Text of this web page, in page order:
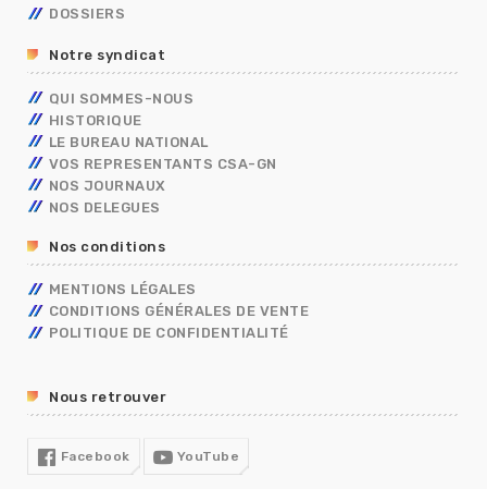
OUVRIER DE L’ETAT
CONCOURS/EXAMENS
ADMINISTRATIFS
CONTRACTUELS
ASSISTANT DE SERVICE SOCIAL
GRILLES INDICIAIRES
PRIMES
ISS
GENDARMERIE
DOSSIERS
ELECTIONS PRO 2026
CONGÉS
DIALOGUE SOCIAL
ENTRETIEN PROFESSIONNEL
RÈGLEMENTS INTÉRIEURS
TÉLÉTRAVAIL
TEMPS DE TRAVAIL EN GENDARMERIE
FORMATION
R13
COVID19
Notre syndicat
QUI SOMMES-NOUS
HISTORIQUE
LE BUREAU NATIONAL
VOS REPRESENTANTS CSA-GN
NOS JOURNAUX
NOS DELEGUES
Nos conditions
MENTIONS LÉGALES
CONDITIONS GÉNÉRALES DE VENTE
POLITIQUE DE CONFIDENTIALITÉ
Nous retrouver
Facebook YouTube